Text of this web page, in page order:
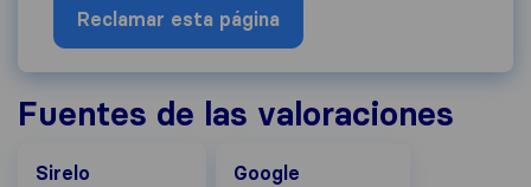
Reclamar esta página
Fuentes de las valoraciones
Sirelo
Google